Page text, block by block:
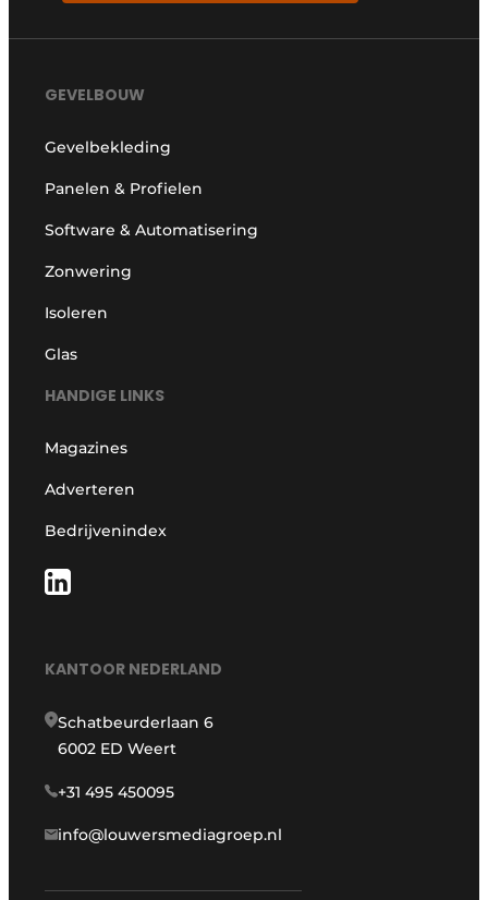
GEVELBOUW
Gevelbekleding
Panelen & Profielen
Software & Automatisering
Zonwering
Isoleren
Glas
HANDIGE LINKS
Magazines
Adverteren
Bedrijvenindex
KANTOOR NEDERLAND
Schatbeurderlaan 6
6002 ED Weert
+31 495 450095
info@louwersmediagroep.nl